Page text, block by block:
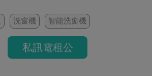
洗窗機 智能洗窗機
私訊電租公